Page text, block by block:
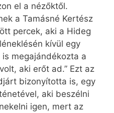
el a nézőktől.
a Tamásné Kertész
percek, aki a Hideg
kívül egy
megajándékozta a
aki erőt ad.” Ezt az
bizonyította is, egy
aki beszélni
igen, mert az